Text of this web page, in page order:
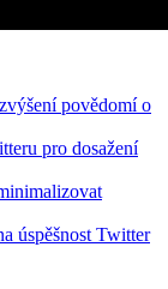
povědomí o
pro dosažení
úspěšnost Twitter